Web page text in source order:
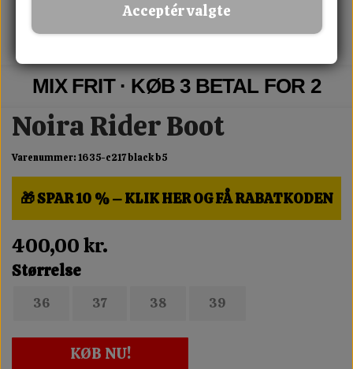
MIX FRIT · KØB 3 BETAL FOR 2
Noira Rider Boot
Varenummer: 1635-c217 black b5
🎁 SPAR 10 % – KLIK HER OG FÅ RABATKODEN
400,00 kr.
Størrelse
36 37 38 39
KØB NU!
Acceptér valgte